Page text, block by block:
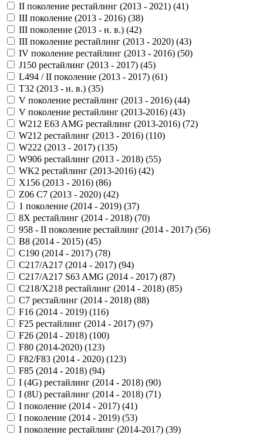
II поколение рестайлинг (2013 - 2021) (41)
III поколение (2013 - 2016) (38)
III поколение (2013 - н. в.) (42)
III поколение рестайлинг (2013 - 2020) (43)
IV поколение рестайлинг (2013 - 2016) (50)
J150 рестайлинг (2013 - 2017) (45)
L494 / II поколение (2013 - 2017) (61)
T32 (2013 - н. в.) (35)
V поколение рестайлинг (2013 - 2016) (44)
V поколение рестайлинг (2013-2016) (43)
W212 E63 AMG рестайлинг (2013-2016) (72)
W212 рестайлинг (2013 - 2016) (110)
W222 (2013 - 2017) (135)
W906 рестайлинг (2013 - 2018) (55)
WK2 рестайлинг (2013-2016) (42)
X156 (2013 - 2016) (86)
Z06 C7 (2013 - 2020) (42)
1 поколение (2014 - 2019) (37)
8X рестайлинг (2014 - 2018) (70)
958 - II поколение рестайлинг (2014 - 2017) (56)
B8 (2014 - 2015) (45)
C190 (2014 - 2017) (78)
C217/A217 (2014 - 2017) (94)
C217/A217 S63 AMG (2014 - 2017) (87)
C218/X218 рестайлинг (2014 - 2018) (85)
C7 рестайлинг (2014 - 2018) (88)
F16 (2014 - 2019) (116)
F25 рестайлинг (2014 - 2017) (97)
F26 (2014 - 2018) (100)
F80 (2014-2020) (123)
F82/F83 (2014 - 2020) (123)
F85 (2014 - 2018) (94)
I (4G) рестайлинг (2014 - 2018) (90)
I (8U) рестайлинг (2014 - 2018) (71)
I поколение (2014 - 2017) (41)
I поколение (2014 - 2019) (53)
I поколение рестайлинг (2014-2017) (39)